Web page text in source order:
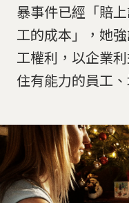
暴事件已經「賠
工的成本」，她
工權利，以企業
住有能力的員工